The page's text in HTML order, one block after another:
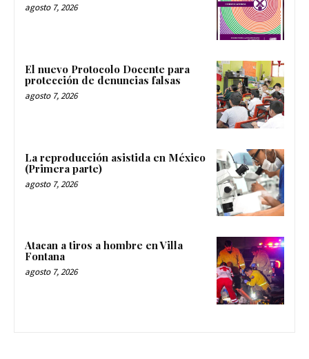
agosto 7, 2026
El nuevo Protocolo Docente para
protección de denuncias falsas
agosto 7, 2026
La reproducción asistida en México
(Primera parte)
agosto 7, 2026
Atacan a tiros a hombre en Villa
Fontana
agosto 7, 2026